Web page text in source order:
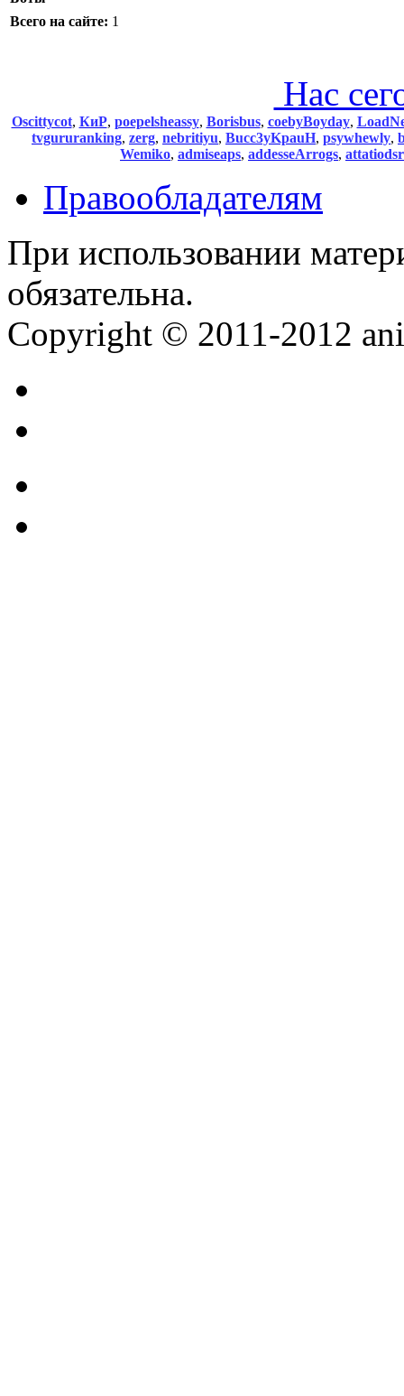
Всего на сайте: 1
Нас
Oscittycot, КиР, poepelsheassy, Borisbus, coebyBoyday,
tvgururanking, zerg, nebritiyu, Bucc3yKpauH, psywhewly,
Wemiko, admiseaps, addesseArrogs,
Правообладателям
При использовании
обязательна.
Copyright © 2011-2012